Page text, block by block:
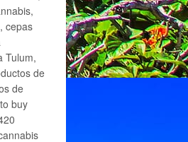
cepas
Tulum,
de
de
buy